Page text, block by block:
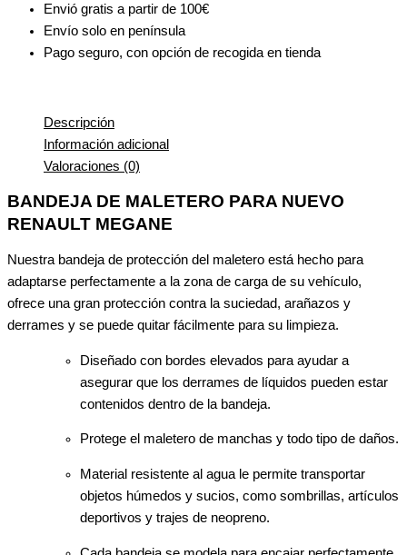
Envió gratis a partir de 100€
Envío solo en península
Pago seguro, con opción de recogida en tienda
Descripción
Información adicional
Valoraciones (0)
BANDEJA DE MALETERO PARA NUEVO
RENAULT MEGANE
Nuestra bandeja de protección del maletero está hecho para
adaptarse perfectamente a la zona de carga de su vehículo,
ofrece una gran protección contra la suciedad, arañazos y
derrames y se puede quitar fácilmente para su limpieza.
Diseñado con bordes elevados para ayudar a
asegurar que los derrames de líquidos pueden estar
contenidos dentro de la bandeja.
Protege el maletero de manchas y todo tipo de daños.
Material resistente al agua le permite transportar
objetos húmedos y sucios, como sombrillas, artículos
deportivos y trajes de neopreno.